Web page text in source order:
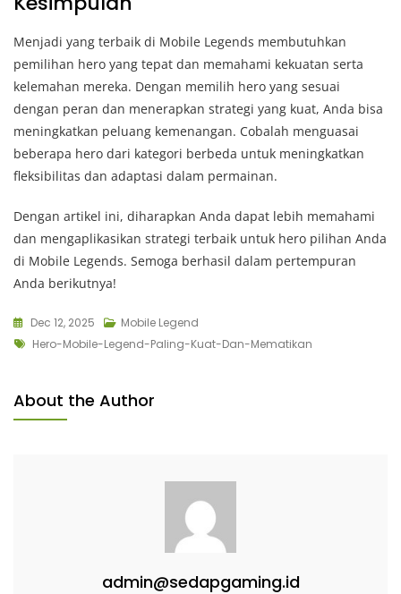
Menjadi yang terbaik di Mobile Legends membutuhkan
pemilihan hero yang tepat dan memahami kekuatan serta
kelemahan mereka. Dengan memilih hero yang sesuai
dengan peran dan menerapkan strategi yang kuat, Anda bisa
meningkatkan peluang kemenangan. Cobalah menguasai
beberapa hero dari kategori berbeda untuk meningkatkan
fleksibilitas dan adaptasi dalam permainan.
Dengan artikel ini, diharapkan Anda dapat lebih memahami
dan mengaplikasikan strategi terbaik untuk hero pilihan Anda
di Mobile Legends. Semoga berhasil dalam pertempuran
Anda berikutnya!
Dec 12, 2025
Mobile Legend
Tags
Hero-Mobile-Legend-Paling-Kuat-Dan-Mematikan
About the Author
admin@sedapgaming.id